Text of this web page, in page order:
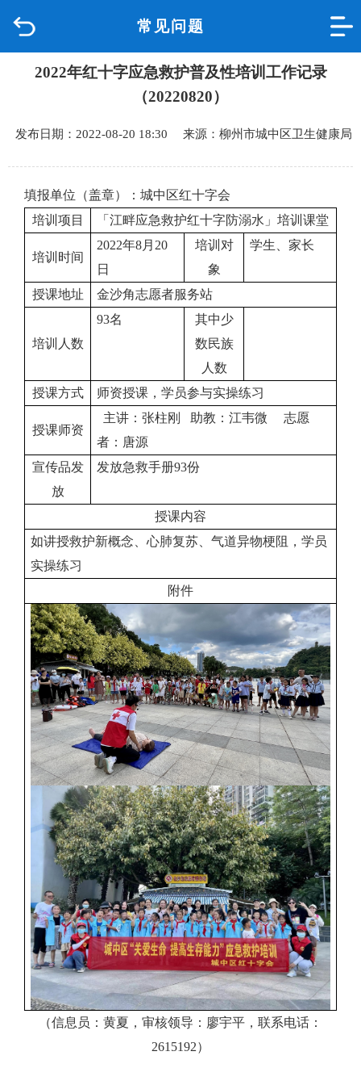
常见问题
品质城中
政府信息公开
网上办事
互动回应
数据专题
2022年红十字应急救护普及性培训工作记录
（20220820）
发布日期：2022-08-20 18:30 来源：柳州市城中区卫生健康局
填报单位（盖章）：城中区红十字会
培训项目
「江畔应急救护红十字防溺水」培训课堂
培训时间
2022年8月20
日
培训对
象
学生、家长
授课地址 金沙角志愿者服务站
培训人数
93名
其中少
数民族
人数
授课方式
师资授课，学员参与实操练习
授课师资
主讲：张柱刚 助教：江韦微 志愿
者：唐源
宣传品发
放
发放急救手册93份
授课内容
如讲授救护新概念、心肺复苏、气道异物梗阻，学员
实操练习
附件
（信息员：黄夏，审核领导：廖宇平，联系电话：
2615192）